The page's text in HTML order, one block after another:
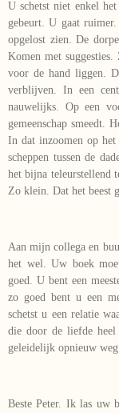
U schetst niet enkel
gebeurt. U gaat
opgelost zien. De
Komen met
voor de hand liggen.
verblijven. In een
nauwelijks. Op een
gemeenschap smeedt.
In dat inzoomen op
scheppen tussen de
het bijna teleurstellend
Zo klein. Dat het beest
Aan mijn collega en
het wel. Uw boek
goed. U bent een
zo goed bent u een
schetst u een relatie
die door de liefde heel
geleidelijk opnieuw weg.
Beste Peter. Ik las uw